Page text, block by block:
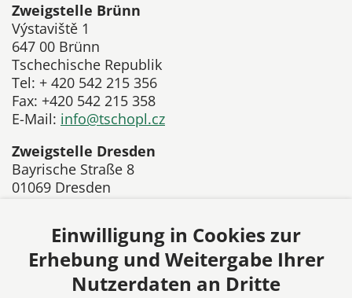
Zweigstelle Brünn
Výstaviště 1
647 00 Brünn
Tschechische Republik
Tel: + 420 542 215 356
Fax: +420 542 215 358
E-Mail: info@tschopl.cz
Zweigstelle Dresden
Bayrische Straße 8
01069 Dresden
Tel: +420 273 136 130
Fax: +420 273 136 138
E-Mail:info@tschopl.cz
Einwilligung in Cookies zur
Erhebung und Weitergabe Ihrer
Nutzerdaten an Dritte